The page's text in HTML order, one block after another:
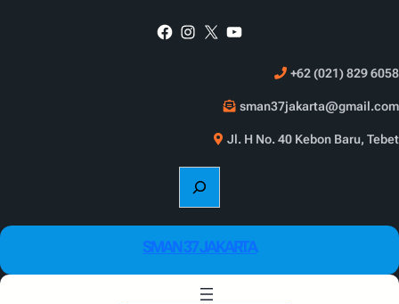
Facebook Instagram X YouTube
+62 (021) 829 6058
sman37jakarta@gmail.com
Jl. H No. 40 Kebon Baru, Tebet
SMAN 37 JAKARTA